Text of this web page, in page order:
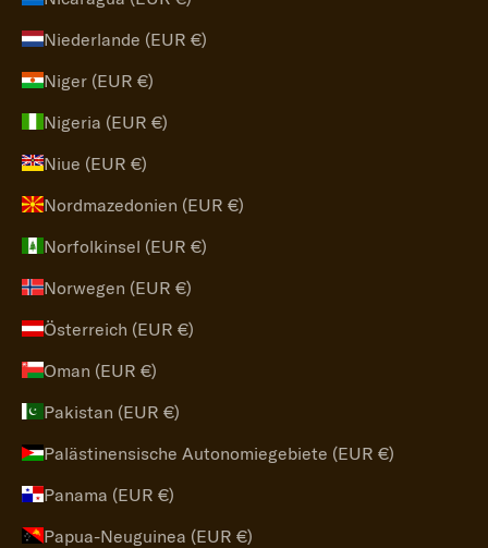
Niederlande (EUR €)
Niger (EUR €)
Nigeria (EUR €)
Niue (EUR €)
Nordmazedonien (EUR €)
Norfolkinsel (EUR €)
Norwegen (EUR €)
Österreich (EUR €)
Oman (EUR €)
Pakistan (EUR €)
Palästinensische Autonomiegebiete (EUR €)
Panama (EUR €)
Papua-Neuguinea (EUR €)